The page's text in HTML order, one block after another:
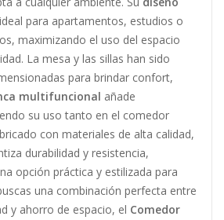
para apartamentos, estudios o
maximizando el uso del espacio
La mesa y las sillas han sido
para brindar confort,
multifuncional añade
su uso tanto en el comedor
con materiales de alta calidad,
durabilidad y resistencia,
opción práctica y estilizada para
una combinación perfecta entre
y ahorro de espacio, el Comedor